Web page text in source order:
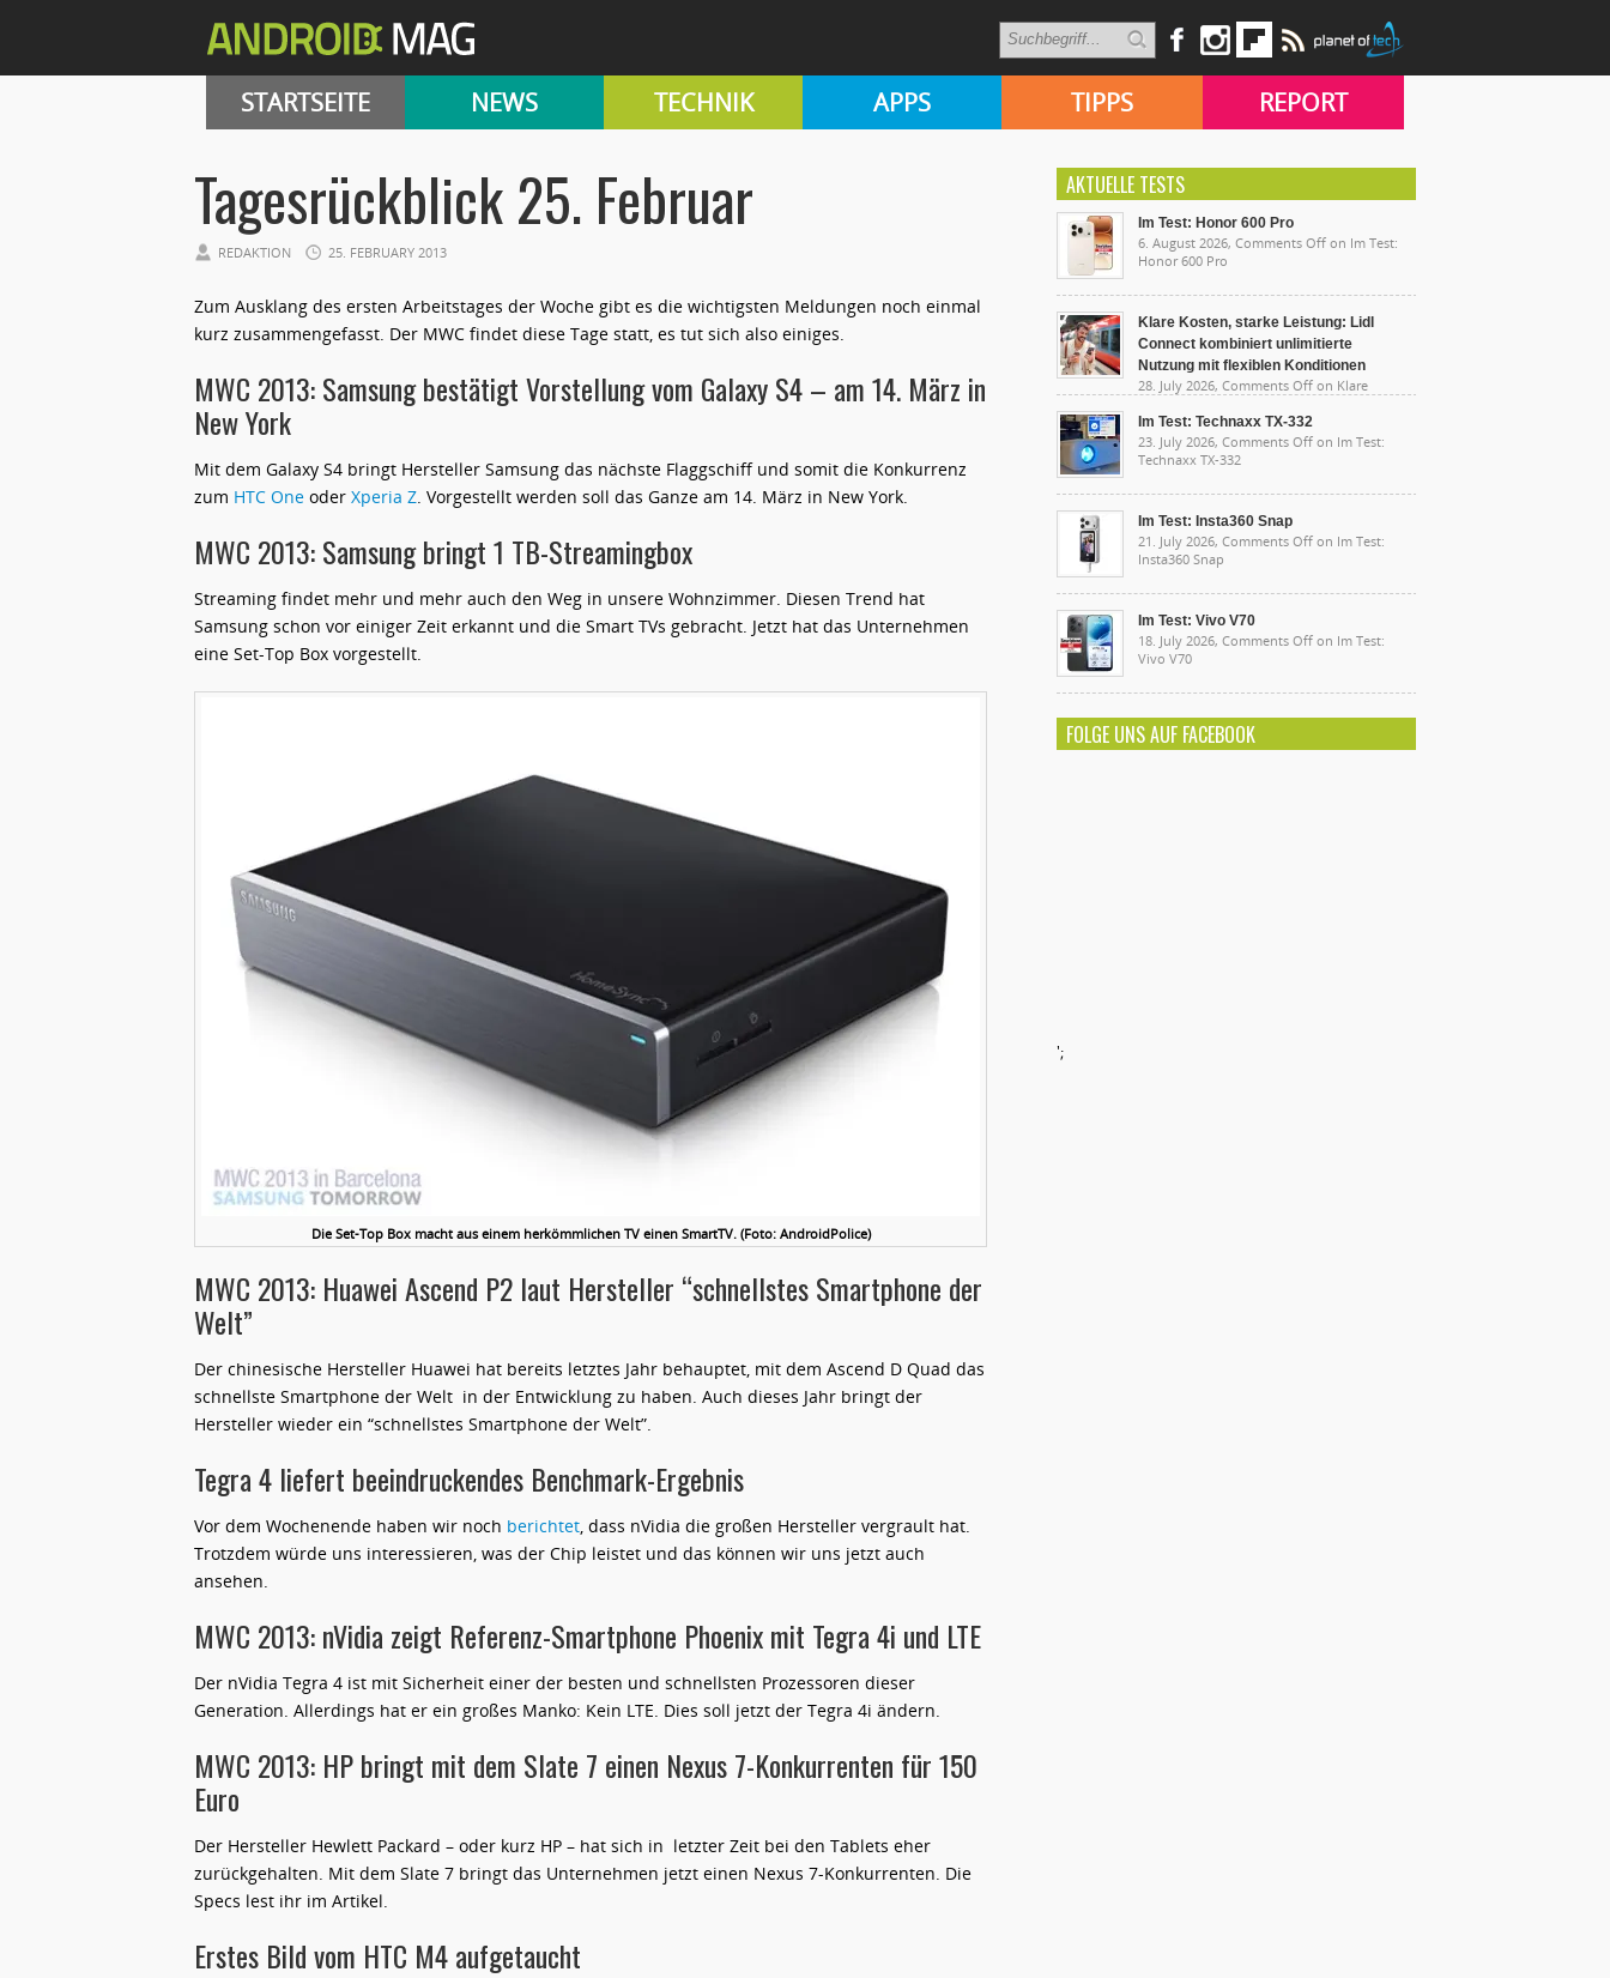
STARTSEITE NEWS TECHNIK APPS TIPPS REPORT
Tagesrückblick 25. Februar
REDAKTION 25. FEBRUARY 2013
Zum Ausklang des ersten Arbeitstages der Woche gibt es die wichtigsten Meldungen noch einmal
kurz zusammengefasst. Der MWC findet diese Tage statt, es tut sich also einiges.
MWC 2013: Samsung bestätigt Vorstellung vom Galaxy S4 – am 14. März in
New York
Mit dem Galaxy S4 bringt Hersteller Samsung das nächste Flaggschiff und somit die Konkurrenz
zum HTC One oder Xperia Z. Vorgestellt werden soll das Ganze am 14. März in New York.
MWC 2013: Samsung bringt 1 TB-Streamingbox
Streaming findet mehr und mehr auch den Weg in unsere Wohnzimmer. Diesen Trend hat
Samsung schon vor einiger Zeit erkannt und die Smart TVs gebracht. Jetzt hat das Unternehmen
eine Set-Top Box vorgestellt.
Die Set-Top Box macht aus einem herkömmlichen TV einen SmartTV. (Foto: AndroidPolice)
MWC 2013: Huawei Ascend P2 laut Hersteller “schnellstes Smartphone der
Welt”
Der chinesische Hersteller Huawei hat bereits letztes Jahr behauptet, mit dem Ascend D Quad das
schnellste Smartphone der Welt in der Entwicklung zu haben. Auch dieses Jahr bringt der
Hersteller wieder ein “schnellstes Smartphone der Welt”.
Tegra 4 liefert beeindruckendes Benchmark-Ergebnis
Vor dem Wochenende haben wir noch berichtet, dass nVidia die großen Hersteller vergrault hat.
Trotzdem würde uns interessieren, was der Chip leistet und das können wir uns jetzt auch
ansehen.
MWC 2013: nVidia zeigt Referenz-Smartphone Phoenix mit Tegra 4i und LTE
Der nVidia Tegra 4 ist mit Sicherheit einer der besten und schnellsten Prozessoren dieser
Generation. Allerdings hat er ein großes Manko: Kein LTE. Dies soll jetzt der Tegra 4i ändern.
MWC 2013: HP bringt mit dem Slate 7 einen Nexus 7-Konkurrenten für 150
Euro
Der Hersteller Hewlett Packard – oder kurz HP – hat sich in letzter Zeit bei den Tablets eher
zurückgehalten. Mit dem Slate 7 bringt das Unternehmen jetzt einen Nexus 7-Konkurrenten. Die
Specs lest ihr im Artikel.
Erstes Bild vom HTC M4 aufgetaucht
AKTUELLE TESTS
Im Test: Honor 600 Pro
6. August 2026, Comments Off on Im Test:
Honor 600 Pro
Klare Kosten, starke Leistung: Lidl
Connect kombiniert unlimitierte
Nutzung mit flexiblen Konditionen
28. July 2026, Comments Off on Klare
unlimitierte Nutzung mit flexiblen Konditionen
Im Test: Technaxx TX-332
23. July 2026, Comments Off on Im Test:
Technaxx TX-332
Im Test: Insta360 Snap
21. July 2026, Comments Off on Im Test:
Insta360 Snap
Im Test: Vivo V70
18. July 2026, Comments Off on Im Test:
Vivo V70
FOLGE UNS AUF FACEBOOK
';